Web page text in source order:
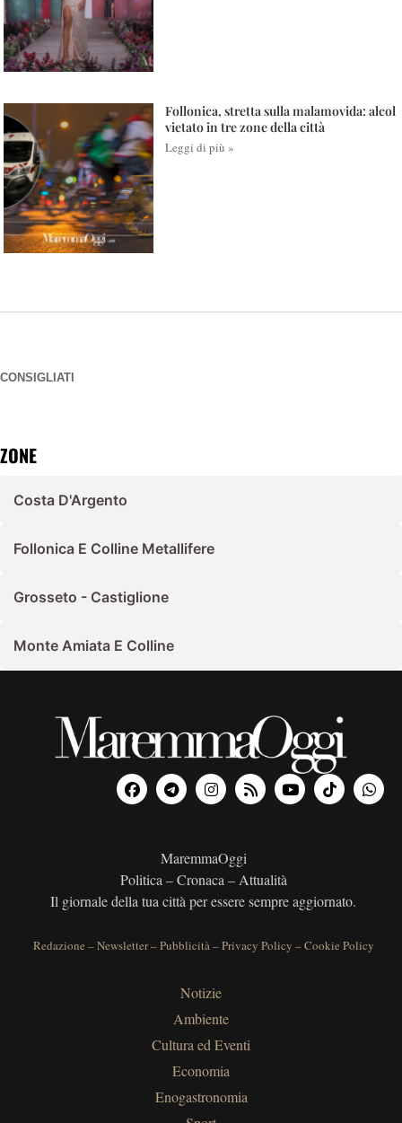
Follonica, stretta sulla malamovida: alcol
vietato in tre zone della città
Leggi di più »
CONSIGLIATI
ZONE
Costa D'Argento
Follonica E Colline Metallifere
Grosseto - Castiglione
Monte Amiata E Colline
MaremmaOggi
Politica – Cronaca – Attualità
Il giornale della tua città per essere sempre aggiornato.
Redazione –Newsletter–Pubblicità–Privacy Policy –Cookie Policy
Notizie
Ambiente
Cultura ed Eventi
Economia
Enogastronomia